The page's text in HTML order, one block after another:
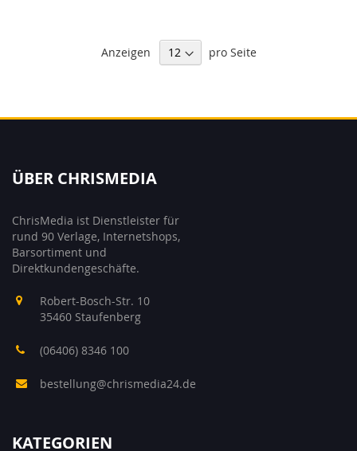
Anzeigen pro Seite
ÜBER CHRISMEDIA
ChrisMedia ist Dienstleister für
rund 90 Verlage, Internetshops,
Barsortiment und
Direktkundengeschäfte.
Robert-Bosch-Str. 10
35460 Staufenberg
(06406) 8346 100
bestellung@chrismedia24.de
KATEGORIEN